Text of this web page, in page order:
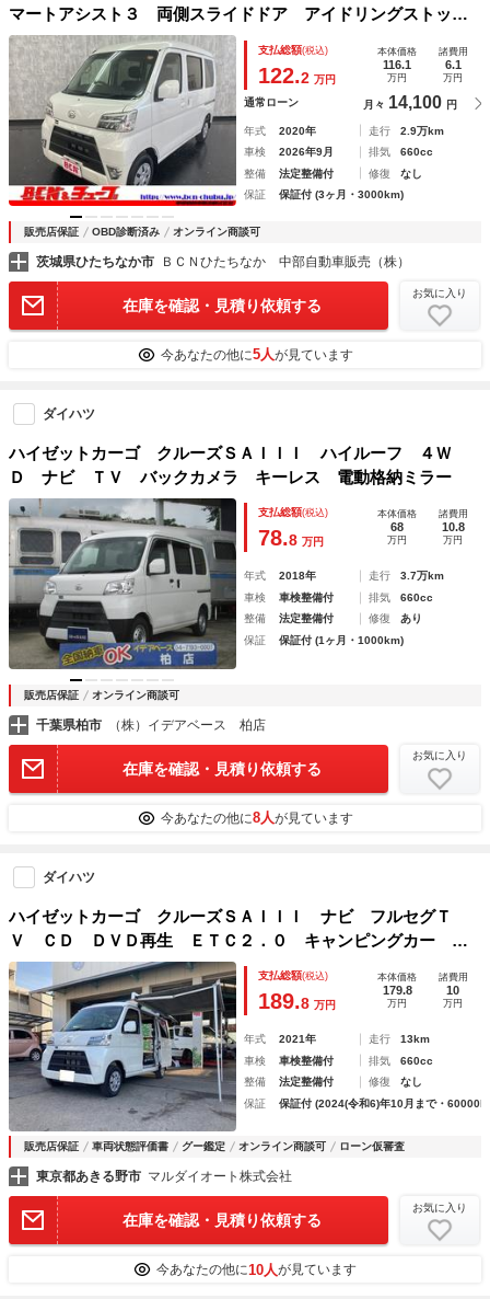
マートアシスト３ 両側スライドドア アイドリングストッ
プ ＥＴＣ キーレスエントリー ＬＥＤヘッドライト ＬＥ
Ｄフォグランプ レーンアシスト オートハイビーム オート
ライト ＥＳＣ
支払総額(税込)
122.2 万円
本体価格
116.1
万円
諸費用
6.1
万円
通常ローン 月々 14,100 円
年式 2020年 走行
2.9万km
車検
2026年9月 排気
660cc
整備
法定整備付 修復
なし
保証
保証付 (3ヶ月・3000km)
販売店保証 OBD診断済み オンライン商談可
茨城県ひたちなか市 ＢＣＮひたちなか 中部自動車販売（株）
在庫を確認・見積り依頼する
お気に入り
今あなたの他に5人が見ています
ダイハツ
ハイゼットカーゴ クルーズＳＡＩＩＩ ハイルーフ ４Ｗ
Ｄ ナビ ＴＶ バックカメラ キーレス 電動格納ミラー
支払総額(税込)
78.8 万円
本体価格
68
万円
諸費用
10.8
万円
年式 2018年 走行
3.7万km
車検
車検整備付 排気
660cc
整備
法定整備付 修復
あり
保証
保証付 (1ヶ月・1000km)
販売店保証 オンライン商談可
千葉県柏市 （株）イデアベース 柏店
在庫を確認・見積り依頼する
お気に入り
今あなたの他に8人が見ています
ダイハツ
ハイゼットカーゴ クルーズＳＡＩＩＩ ナビ フルセグＴ
Ｖ ＣＤ ＤＶＤ再生 ＥＴＣ２．０ キャンピングカー ア
イドリングストップ 両側スライドドア テレワーク可能車
バッテリー
支払総額(税込)
189.8 万円
本体価格
179.8
万円
諸費用
10
万円
年式 2021年 走行
13km
車検
車検整備付 排気
660cc
整備
法定整備付 修復
なし
保証
保証付 (2024(令和6)年10月まで・
販売店保証 車両状態評価書 グー鑑定 オンライン商談可 ローン仮審査
東京都あきる野市 マルダイオート株式会社
在庫を確認・見積り依頼する
お気に入り
今あなたの他に10人が見ています